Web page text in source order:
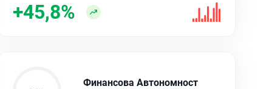
+45,8%
Финансова Автономност